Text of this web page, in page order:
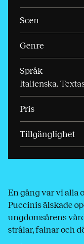
Scen
Genre
Språk
Italienska.
Pris
Tillgänglighet
En gång var vi alla
Puccinis älskade
ungdomsårens
strålar, falnar och